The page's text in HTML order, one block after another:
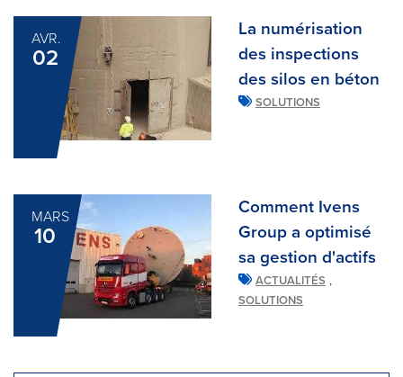
AVR.
02
La numérisation
des inspections
des silos en béton
SOLUTIONS
MARS
10
Comment Ivens
Group a optimisé
sa gestion d'actifs
ACTUALITÉS ,
SOLUTIONS